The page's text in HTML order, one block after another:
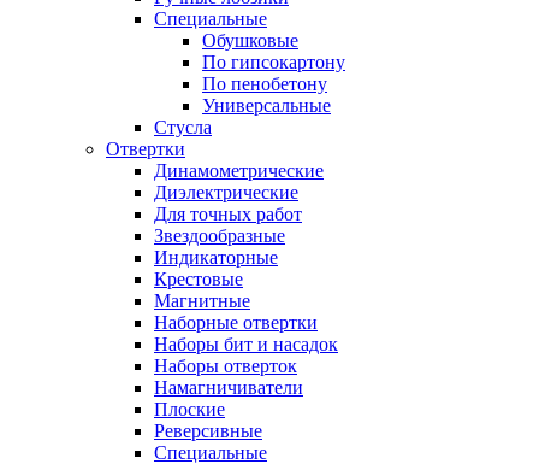
Специальные
Обушковые
По гипсокартону
По пенобетону
Универсальные
Стусла
Отвертки
Динамометрические
Диэлектрические
Для точных работ
Звездообразные
Индикаторные
Крестовые
Магнитные
Наборные отвертки
Наборы бит и насадок
Наборы отверток
Намагничиватели
Плоские
Реверсивные
Специальные